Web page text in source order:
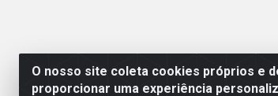
O nosso site coleta cookies próprios e
proporcionar uma experiência